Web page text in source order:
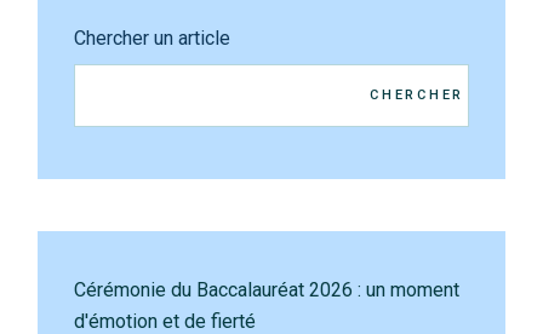
Chercher un article
CHERCHER
Cérémonie du Baccalauréat 2026 : un moment
d'émotion et de fierté